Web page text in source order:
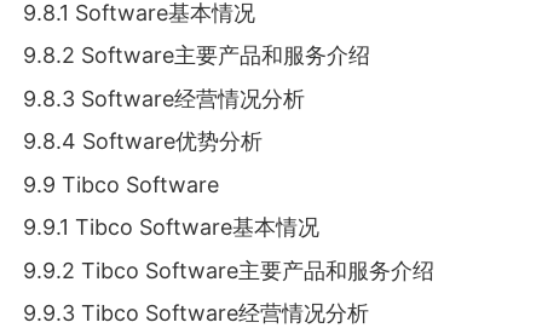
9.8.1 Software基本情况
9.8.2 Software主要产品和服务介绍
9.8.3 Software经营情况分析
9.8.4 Software优势分析
9.9 Tibco Software
9.9.1 Tibco Software基本情况
9.9.2 Tibco Software主要产品和服务介绍
9.9.3 Tibco Software经营情况分析